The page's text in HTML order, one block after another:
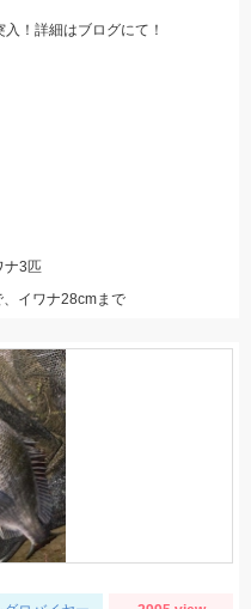
！詳細はブログにて！
ナ3匹
イワナ28cmまで